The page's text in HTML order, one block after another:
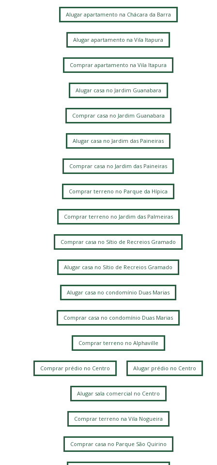
Alugar apartamento na Chácara da Barra
Alugar apartamento na Vila Itapura
Comprar apartamento na Vila Itapura
Alugar casa no Jardim Guanabara
Comprar casa no Jardim Guanabara
Alugar casa no Jardim das Paineiras
Comprar casa no Jardim das Paineiras
Comprar terreno no Parque da Hípica
Comprar terreno no Jardim das Palmeiras
Comprar casa no Sítio de Recreios Gramado
Alugar casa no Sítio de Recreios Gramado
Alugar casa no condomínio Duas Marias
Comprar casa no condomínio Duas Marias
Comprar terreno no Alphaville
Comprar prédio no Centro Alugar prédio no Centro
Alugar sala comercial no Centro
Comprar terreno na Vila Nogueira
Comprar casa no Parque São Quirino